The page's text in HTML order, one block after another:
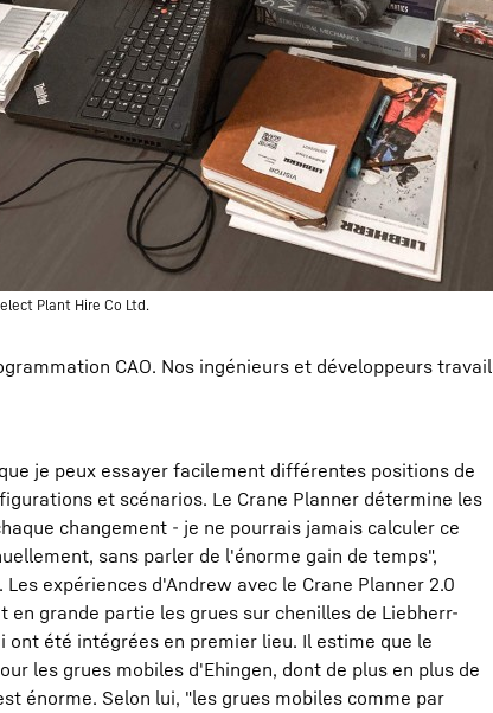
Plant Hire Co Ltd.
CAO. Nos ingénieurs et développeurs
je peux essayer facilement différentes positions de
et scénarios. Le Crane Planner détermine les
changement - je ne pourrais jamais calculer ce
sans parler de l'énorme gain de temps",
expériences d'Andrew avec le Crane Planner 2.0
en grande partie les grues sur chenilles de Liebherr-
ont été intégrées en premier lieu. Il estime que le
les grues mobiles d'Ehingen, dont de plus en plus de
énorme. Selon lui, "les grues mobiles comme par